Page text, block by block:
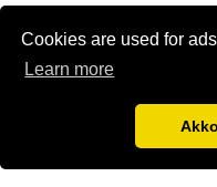
Cookies are used for
Learn more